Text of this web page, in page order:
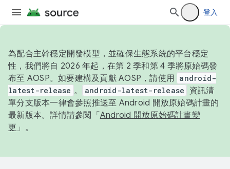
登入
為配合主幹穩定開發模型，並確保生態系統的平台穩定
性，我們將自 2026 年起，在第 2 季和第 4 季將原始碼發
布至 AOSP。如要建構及貢獻 AOSP，請使用 android-
latest-release 。 android-latest-release
資訊清
單分支版本一律會參照推送至 Android 開放原始碼計畫的
最新版本。詳情請參閱「 Android 開放原始碼計畫變
更 」。